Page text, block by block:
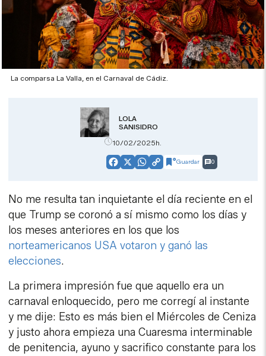
La comparsa La Valla, en el Carnaval de Cádiz.
LOLA
SANISIDRO
10/02/2025h.
Facebook
X WhatsApp
CopyGuardar 0
No me resulta tan inquietante el día reciente en el
que Trump se coronó a sí mismo como los días y
los meses anteriores en los que los
norteamericanos USA votaron y ganó las
elecciones.
La primera impresión fue que aquello era un
carnaval enloquecido, pero me corregí al instante
y me dije: Esto es más bien el Miércoles de Ceniza
y justo ahora empieza una Cuaresma interminable
de penitencia, ayuno y sacrifico constante para los